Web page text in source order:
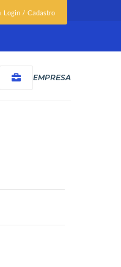
Login / Cadastro
EMPRESA